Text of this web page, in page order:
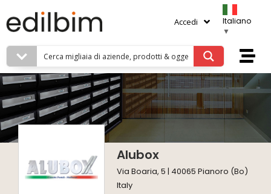
Accedi
Italiano
▼
Alubox
Via Boaria, 5 | 40065 Pianoro (Bo)
Italy